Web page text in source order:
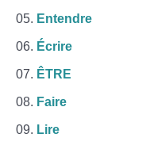
Entendre
Écrire
ÊTRE
Faire
Lire